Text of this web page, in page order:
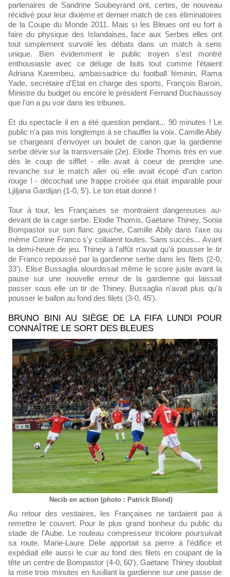
partenaires de Sandrine Soubeyrand ont, certes, de nouveau
récidivé pour leur dixième et dernier match de ces éliminatoires
de la Coupe du Monde 2011. Mais si les Bleues ont eu fort à
faire du physique des Islandaises, face aux Serbes elles ont
tout simplement survolé les débats dans un match à sens
unique. Bien évidemment le public troyen s'est montré
enthousiaste avec ce déluge de buts tout comme l'étaient
Adriana Karembeu, ambassadrice du football féminin, Rama
Yade, secrétaire d'Etat en charge des sports, François Baroin,
Ministre du budget ou encore le président Fernand Duchaussoy
que l'on a pu voir dans les tribunes.
Et du spectacle il en a été question pendant... 90 minutes ! Le
public n'a pas mis longtemps à se chauffer la voix. Camille Abily
se chargeant d'envoyer un boulet de canon que la gardienne
serbe dévie sur la transversale (2e). Elodie Thomis très en vue
dès le coup de sifflet - elle avait à coeur de prendre une
revanche sur le match aller où elle avait écopé d'un carton
rouge ! - décochait une frappe croisée qui était imparable pour
Ljiljana Gardijan (1-0, 5'). Le ton était donné !
Tour à tour, les Françaises se montraient dangereuses au-
devant de la cage serbe. Elodie Thomis, Gaëtane Thiney, Sonia
Bompastor sur son flanc gauche, Camille Abily dans l'axe ou
même Corine Franco s'y collaient toutes. Sans succès... Avant
la demi-heure de jeu. Thiney à l'affût n'avait qu'à pousser le tir
de Franco repoussé par la gardienne serbe dans les filets (2-0,
33'). Elise Bussaglia alourdissait même le score juste avant la
pause sur une nouvelle erreur de la gardienne qui laissait
passer sous elle un tir de Thiney. Bussaglia n'avait plus qu'à
pousser le ballon au fond des filets (3-0, 45').
BRUNO BINI AU SIÈGE DE LA FIFA LUNDI POUR
CONNAÎTRE LE SORT DES BLEUES
Necib en action (photo : Patrick Blond)
Au retour des vestiaires, les Françaises ne tardaient pas à
remettre le couvert. Pour le plus grand bonheur du public du
stade de l'Aube. Le rouleau compresseur tricolore poursuivait
sa route. Marie-Laure Delie apportait sa pierre à l'édifice et
expédiait elle aussi le cuir au fond des filets en coupant de la
tête un centre de Bompastor (4-0, 60'). Gaëtane Thiney doublait
la mise trois minutes en fusillant la gardienne sur une passe de